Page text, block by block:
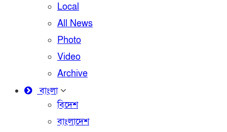
Local
All News
Photo
Video
Archive
বাংলা
বিদেশ
বাংলাদেশ